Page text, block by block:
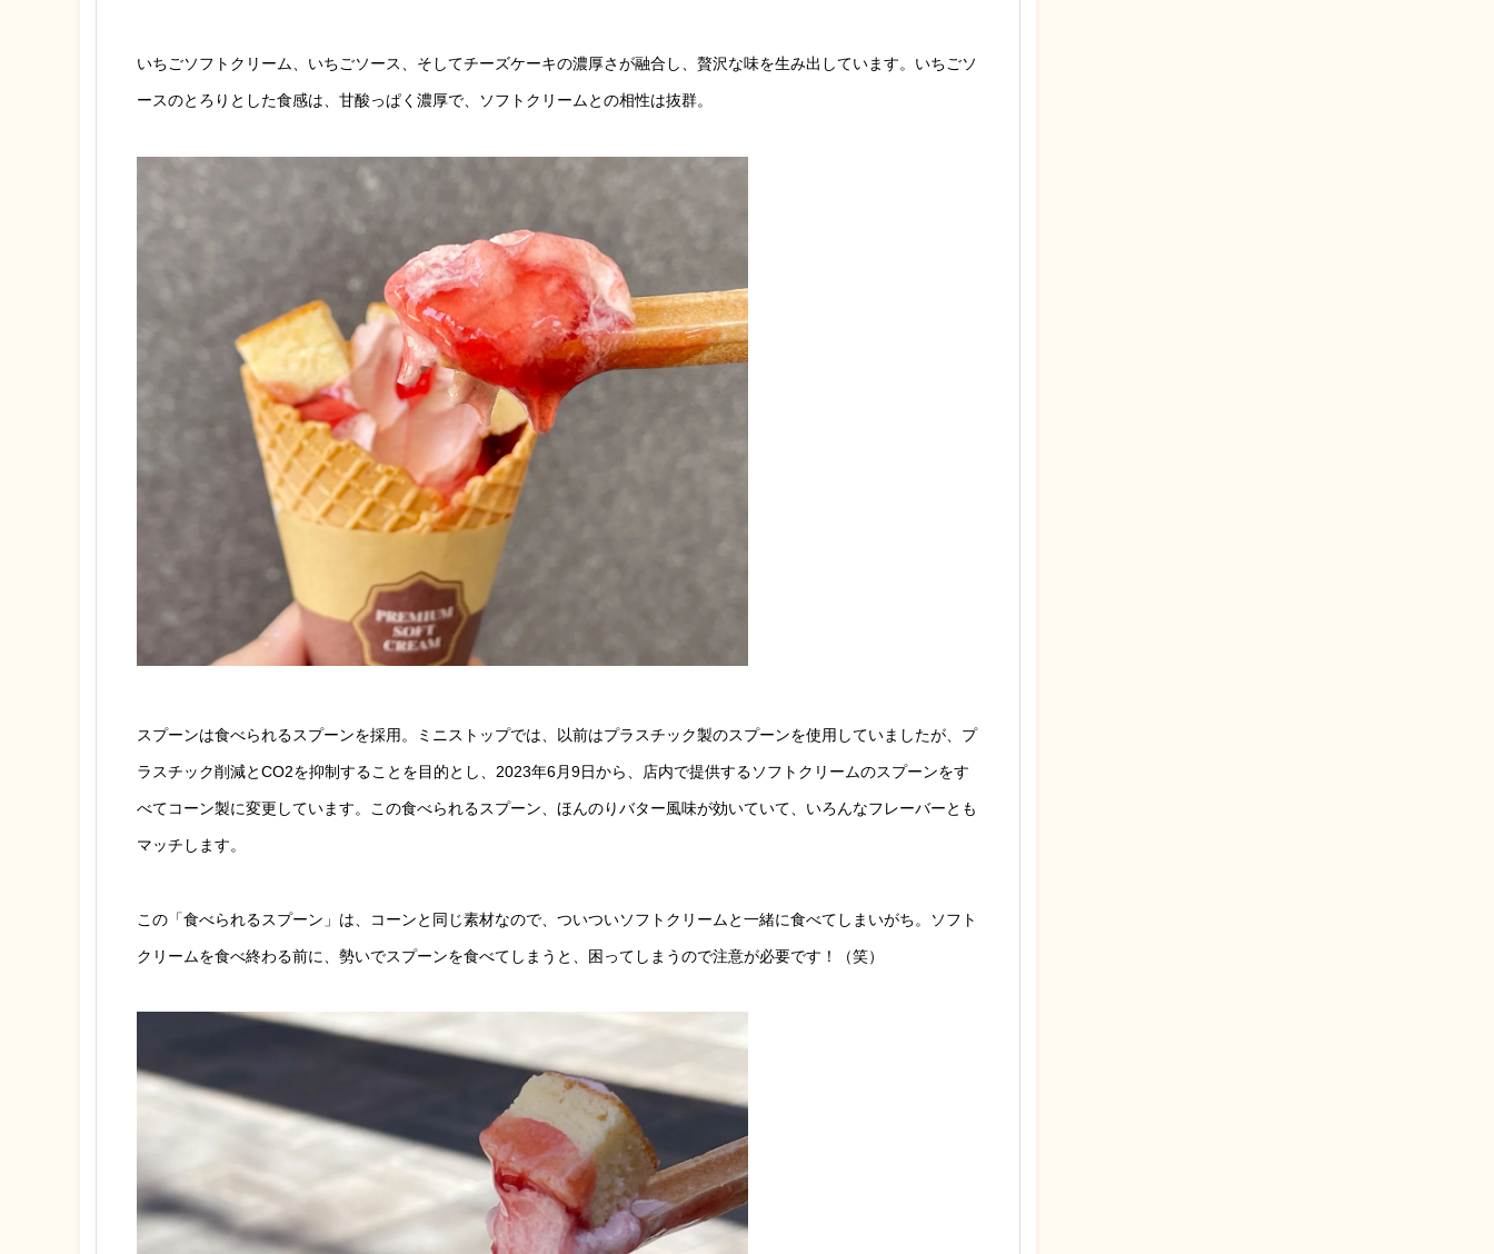
いちごソフトクリーム、いちごソース、そしてチーズケーキの濃厚さが融合し、贅沢な味を生み出しています。いちごソ
ースのとろりとした食感は、甘酸っぱく濃厚で、ソフトクリームとの相性は抜群。
スプーンは食べられるスプーンを採用。ミニストップでは、以前はプラスチック製のスプーンを使用していましたが、プ
ラスチック削減とCO2を抑制することを目的とし、2023年6月9日から、店内で提供するソフトクリームのスプーンをす
べてコーン製に変更しています。この食べられるスプーン、ほんのりバター風味が効いていて、いろんなフレーバーとも
マッチします。
この「食べられるスプーン」は、コーンと同じ素材なので、ついついソフトクリームと一緒に食べてしまいがち。ソフト
クリームを食べ終わる前に、勢いでスプーンを食べてしまうと、困ってしまうので注意が必要です！（笑）